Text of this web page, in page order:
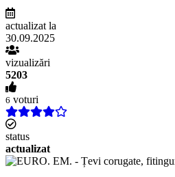
actualizat la
30.09.2025
vizualizări
5203
6 voturi
status
actualizat